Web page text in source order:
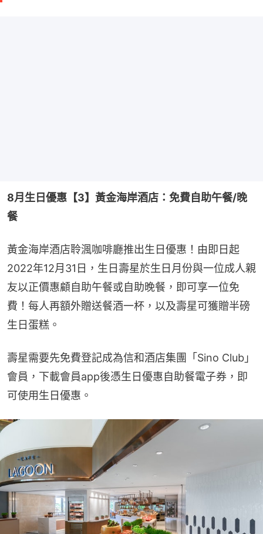
8月生日優惠【3】黃金海岸酒店：免費自助午餐/晚
餐
黃金海岸酒店聆渢咖啡廳推出生日優惠！由即日起
2022年12月31日，生日壽星於生日月份與一位成人親
友以正價惠顧自助午餐或自助晚餐，即可享一位免
費！每人再額外贈送餐酒一杯，以及壽星可獲贈半磅
生日蛋糕。
壽星需要先免費登記成為信和酒店集團「Sino Club」
會員，下載會員app後憑生日優惠自助餐電子券，即
可使用生日優惠。